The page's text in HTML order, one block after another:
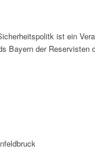
ist ein
Bayern der Reservisten